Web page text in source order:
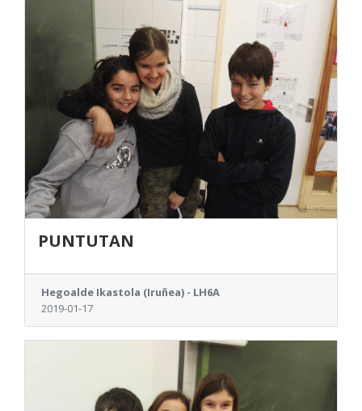
PUNTUTAN
Hegoalde Ikastola (Iruñea) - LH6A
2019-01-17